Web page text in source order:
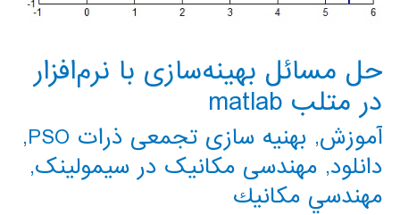
حل مسائل بهینه‌سازی با نرم‌افزار
در متلب matlab
آموزش, بهنیه سازی تجمعی ذرات PSO
,
دانلود, مهندسی مکانیک در سیمولینک,
مهندسي مكانيك